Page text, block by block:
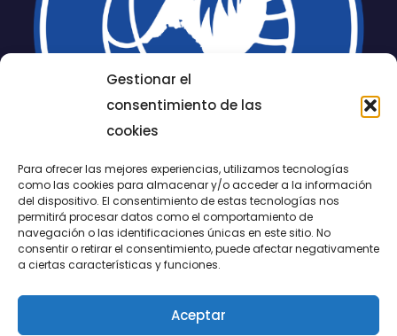
Gestionar el
consentimiento de las
cookies
Para ofrecer las mejores experiencias, utilizamos tecnologías
como las cookies para almacenar y/o acceder a la información
del dispositivo. El consentimiento de estas tecnologías nos
permitirá procesar datos como el comportamiento de
navegación o las identificaciones únicas en este sitio. No
consentir o retirar el consentimiento, puede afectar negativamente
a ciertas características y funciones.
Aceptar
LUCENTUM
ALICANTE
CONTACTO